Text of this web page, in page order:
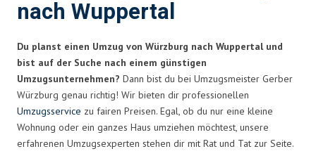
nach Wuppertal
Du planst einen Umzug von Würzburg nach Wuppertal und
bist auf der Suche nach einem günstigen
Umzugsunternehmen? Dann bist du bei Umzugsmeister Gerber
Würzburg genau richtig! Wir bieten dir professionellen
Umzugsservice zu fairen Preisen. Egal, ob du nur eine kleine
Wohnung oder ein ganzes Haus umziehen möchtest, unsere
erfahrenen Umzugsexperten stehen dir mit Rat und Tat zur Seite.